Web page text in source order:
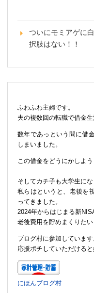
ついにモミアゲに
択肢はない！！
ふわふわ主婦です。
夫の複数回の転職で借金生
数年であっという間に借
しまいました。
この借金をどうにかしよ
そしてカチ子も大学生にな
私らはというと、老後を
ってきました。
2024年からはじまる新
老後費用を貯めまくりたい
ブログ村に参加しています
応援ポチしていただけると
にほんブログ村